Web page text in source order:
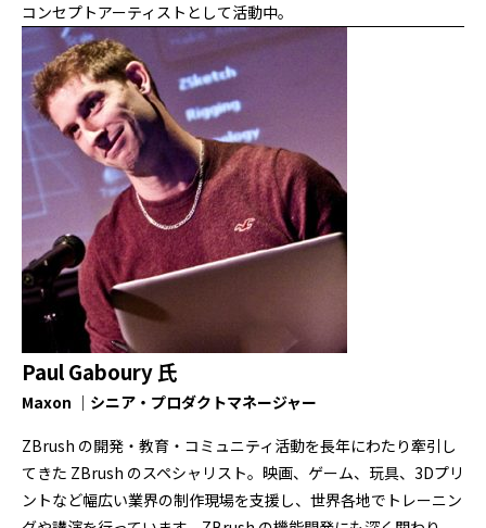
コンセプトアーティストとして活動中。
Paul Gaboury 氏
Maxon ｜シニア・プロダクトマネージャー
ZBrush の開発・教育・コミュニティ活動を長年にわたり牽引し
てきた ZBrush のスペシャリスト。映画、ゲーム、玩具、3Dプリ
ントなど幅広い業界の制作現場を支援し、世界各地でトレーニン